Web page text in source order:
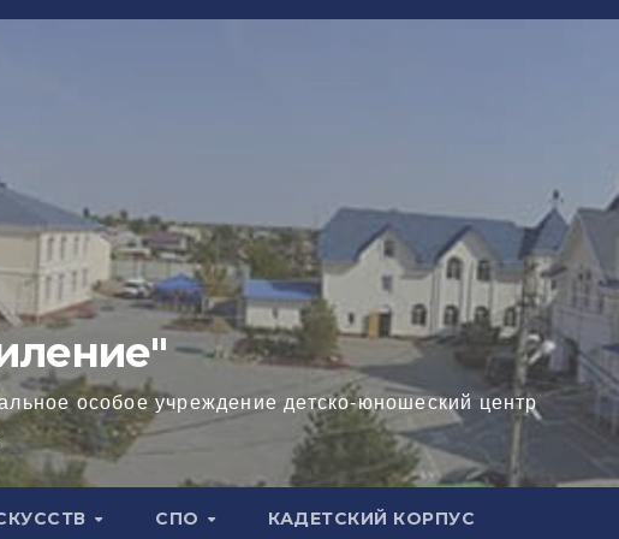
особое учреждение детско-юношеский центр
СПО КАДЕТСКИЙ КОРПУС